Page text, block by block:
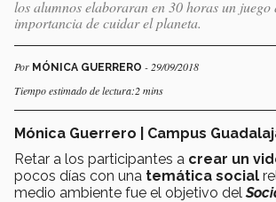
los alumnos elaboraran en 30 horas un juego
importancia de cuidar el planeta.
Por MÓNICA GUERRERO - 29/09/2018
Tiempo estimado de lectura:2 mins
Mónica Guerrero
| Campus
Retar a los participantes a crear un
pocos días con una temática social
medio ambiente fue el objetivo del